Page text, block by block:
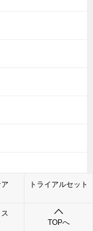
物
トライアルセット
TOPへ